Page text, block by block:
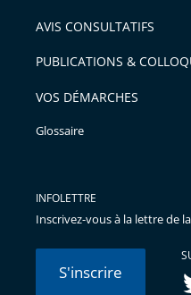
avant
AVIS CONSULTATIFS
PUBLICATIONS &
VOS DÉMARCHES
Glossaire
INFOLETTRE
Inscrivez-vous à la lettre de
S'inscrire